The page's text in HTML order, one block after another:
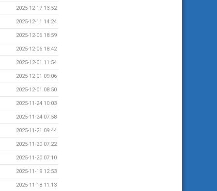
2025-12-17 13:52
2025-12-11 14:24
2025-12-06 18:59
2025-12-06 18:42
2025-12-01 11:54
2025-12-01 09:06
2025-12-01 08:50
2025-11-24 10:03
2025-11-24 07:58
2025-11-21 09:44
2025-11-20 07:22
2025-11-20 07:10
2025-11-19 12:53
2025-11-18 11:13